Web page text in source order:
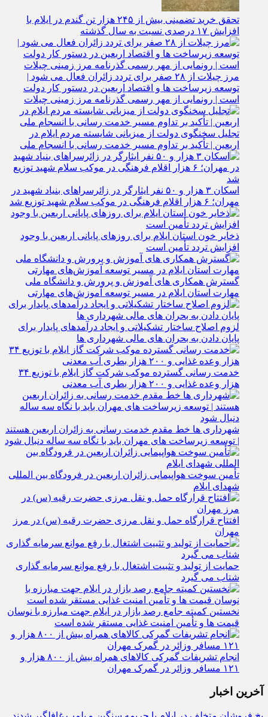
افزایش ۱۷ درصدی نسبت به سال گذشته
مرز چیلات از ۲۸ صفر برای تردد زائران فعال می‌ شود |
توسعه زیرساخت‌ ها و اقتصاد اربعین در دستور کار دولت
است | رونمایی از مهر رسمی گذرنامه مرز زمینی چیلات
تجلیل سخنگوی دولت از میزبانی شایسته مردم ایلام در
اربعین | تأکید بر تداوم مسیر خدمت‌ رسانی با انسجام ملی
مهران؛ ۶ هزار اقلام فرهنگی در موکب سلام شهید توزیع شد
ذخایر خون استان ایلام برای روزهای پایانی اربعین با وجود
افزایش تردد تأمین است
گسترش همکاری‌ های آموزش و پرورش و دانشگاه ملی
مهارت استان ایلام در مسیر توسعه آموزش‌های مهارتی
لزوم اصلاح ساختار تشکیلاتی و ایجاد درآمدهای پایدار برای
پایان دادن به بحران‌ های مالی شهرداری‌ ها
هزار وعده غذایی و ۲۰۰ هزار بطری آب معدنی
شهرداری‌ ها خط مقدم خدمت ‌رسانی به زائران اربعین هستند
| توسعه زیرساخت ‌های مهران باید با نگاه سه‌ ساله دنبال شود
تأمین سوخت هواپیمایی زائران اربعین در فرودگاه بین المللی
شهدای ایلام
افتتاح قرارگاه حمل‌ و نقل مرزی حضرت رقیه (س) در مرز
مهران
حمایت از تولید و تثبیت اشتغال با رفع موانع سرمایه‌ گذاری
شتاب می‌ گیرد
نخستین کمیته جامع رصد بازار در ایلام جهت مبارزه با نوسان
قیمت‌ ها و تأمین امنیت غذایی مستقر شده است
۱۲۱ مسافر وزائر در گمرک مهران